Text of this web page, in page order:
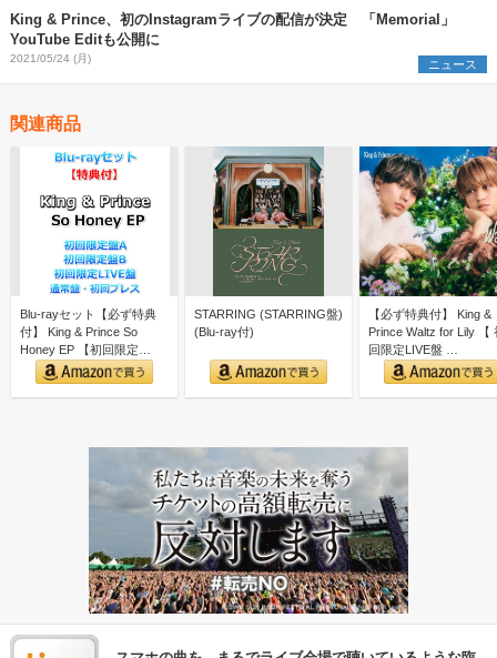
King & Prince、初のInstagramライブの配信が決定 「Memorial」
YouTube Editも公開に
2021/05/24 (月) ニュース
関連商品
Blu-rayセット【必ず特典
付】 King & Prince So
Honey EP 【初回限定…
STARRING (STARRING盤)
(Blu-ray付)
【必ず特典付】 King &
Prince Waltz for Lily 【
回限定LIVE盤 …